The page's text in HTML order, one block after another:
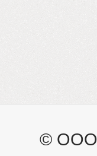
© ООО